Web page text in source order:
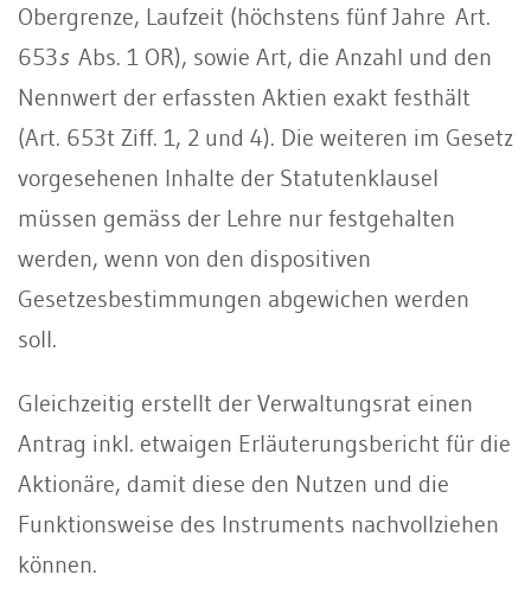
Obergrenze, Laufzeit (höchstens fünf Jahre Art.
653s Abs. 1 OR), sowie Art, die Anzahl und den
Nennwert der erfassten Aktien exakt festhält
(Art. 653t Ziff. 1, 2 und 4). Die weiteren im Gesetz
vorgesehenen Inhalte der Statutenklausel
müssen gemäss der Lehre nur festgehalten
werden, wenn von den dispositiven
Gesetzesbestimmungen abgewichen werden
soll.
Gleichzeitig erstellt der Verwaltungsrat einen
Antrag inkl. etwaigen Erläuterungsbericht für die
Aktionäre, damit diese den Nutzen und die
Funktionsweise des Instruments nachvollziehen
können.